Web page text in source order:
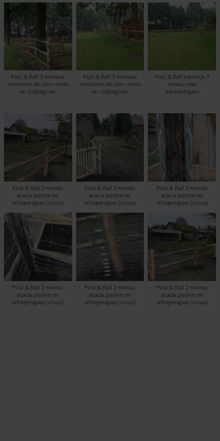
Post & Rail 3-niveaux
montants de coin ronds
en châtaignier
Post & Rail 3-niveaux
montants de coin ronds
en châtaignier
Post & Rail kastanje 3
niveau met
pantanetgaas
Post & Rail 2-niveau
acacia posten en
schapengaas (ursus)
Post & Rail 2-niveau
acacia posten en
schapengaas (ursus)
Post & Rail 2-niveau
acacia posten en
schapengaas (ursus)
Post & Rail 2-niveau
acacia posten en
schapengaas (ursus)
Post & Rail 2-niveau
acacia posten en
schapengaas (ursus)
Post & Rail 2-niveau
acacia posten en
schapengaas (ursus)